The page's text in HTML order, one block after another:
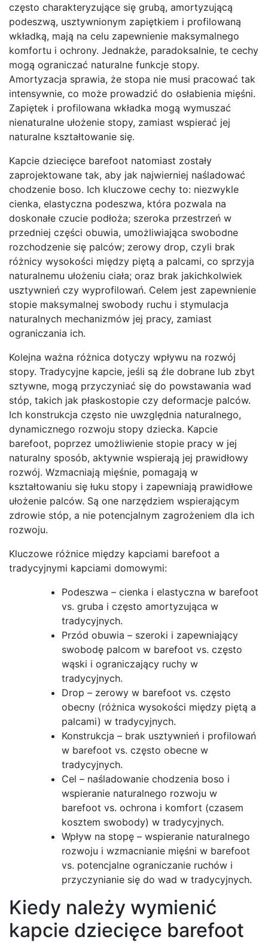
często charakteryzujące się grubą, amortyzującą
podeszwą, usztywnionym zapiętkiem i profilowaną
wkładką, mają na celu zapewnienie maksymalnego
komfortu i ochrony. Jednakże, paradoksalnie, te cechy
mogą ograniczać naturalne funkcje stopy.
Amortyzacja sprawia, że stopa nie musi pracować tak
intensywnie, co może prowadzić do osłabienia mięśni.
Zapiętek i profilowana wkładka mogą wymuszać
nienaturalne ułożenie stopy, zamiast wspierać jej
naturalne kształtowanie się.
Kapcie dziecięce barefoot natomiast zostały
zaprojektowane tak, aby jak najwierniej naśladować
chodzenie boso. Ich kluczowe cechy to: niezwykle
cienka, elastyczna podeszwa, która pozwala na
doskonałe czucie podłoża; szeroka przestrzeń w
przedniej części obuwia, umożliwiająca swobodne
rozchodzenie się palców; zerowy drop, czyli brak
różnicy wysokości między piętą a palcami, co sprzyja
naturalnemu ułożeniu ciała; oraz brak jakichkolwiek
usztywnień czy wyprofilowań. Celem jest zapewnienie
stopie maksymalnej swobody ruchu i stymulacja
naturalnych mechanizmów jej pracy, zamiast
ograniczania ich.
Kolejna ważna różnica dotyczy wpływu na rozwój
stopy. Tradycyjne kapcie, jeśli są źle dobrane lub zbyt
sztywne, mogą przyczyniać się do powstawania wad
stóp, takich jak płaskostopie czy deformacje palców.
Ich konstrukcja często nie uwzględnia naturalnego,
dynamicznego rozwoju stopy dziecka. Kapcie
barefoot, poprzez umożliwienie stopie pracy w jej
naturalny sposób, aktywnie wspierają jej prawidłowy
rozwój. Wzmacniają mięśnie, pomagają w
kształtowaniu się łuku stopy i zapewniają prawidłowe
ułożenie palców. Są one narzędziem wspierającym
zdrowie stóp, a nie potencjalnym zagrożeniem dla ich
rozwoju.
Kluczowe różnice między kapciami barefoot a
tradycyjnymi kapciami domowymi:
Podeszwa – cienka i elastyczna w barefoot
vs. gruba i często amortyzująca w
tradycyjnych.
Przód obuwia – szeroki i zapewniający
swobodę palcom w barefoot vs. często
wąski i ograniczający ruchy w
tradycyjnych.
Drop – zerowy w barefoot vs. często
obecny (różnica wysokości między piętą a
palcami) w tradycyjnych.
Konstrukcja – brak usztywnień i profilowań
w barefoot vs. często obecne w
tradycyjnych.
Cel – naśladowanie chodzenia boso i
wspieranie naturalnego rozwoju w
barefoot vs. ochrona i komfort (czasem
kosztem swobody) w tradycyjnych.
Wpływ na stopę – wspieranie naturalnego
rozwoju i wzmacnianie mięśni w barefoot
vs. potencjalne ograniczanie ruchów i
przyczynianie się do wad w tradycyjnych.
Kiedy należy wymienić
kapcie dziecięce barefoot